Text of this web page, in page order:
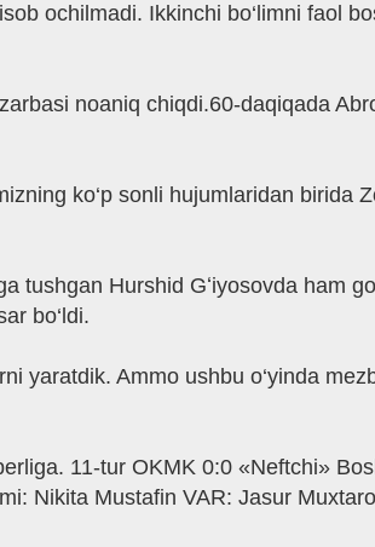
ochilmadi. Ikkinchi bo‘limni faol
noaniq chiqdi.60-daqiqada
ko‘p sonli hujumlaridan birida
tushgan Hurshid Gʻiyosovda ham
bo‘ldi.
yaratdik. Ammo ushbu o‘yinda
11-tur OKMK 0:0 «Neftchi»
Nikita Mustafin VAR: Jasur